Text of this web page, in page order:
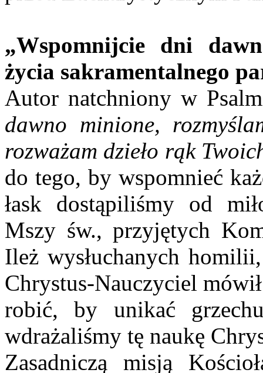
„Wspomnijcie dni
życia sakramentalnego
Autor natchniony w
dawno minione,
rozważam dzieło rąk
do tego, by wspomnieć
łask dostąpiliśmy od
Mszy św., przyjętych
Ileż wysłuchanych
Chrystus-Nauczyciel
robić, by unikać
wdrażaliśmy tę naukę
Zasadniczą misją